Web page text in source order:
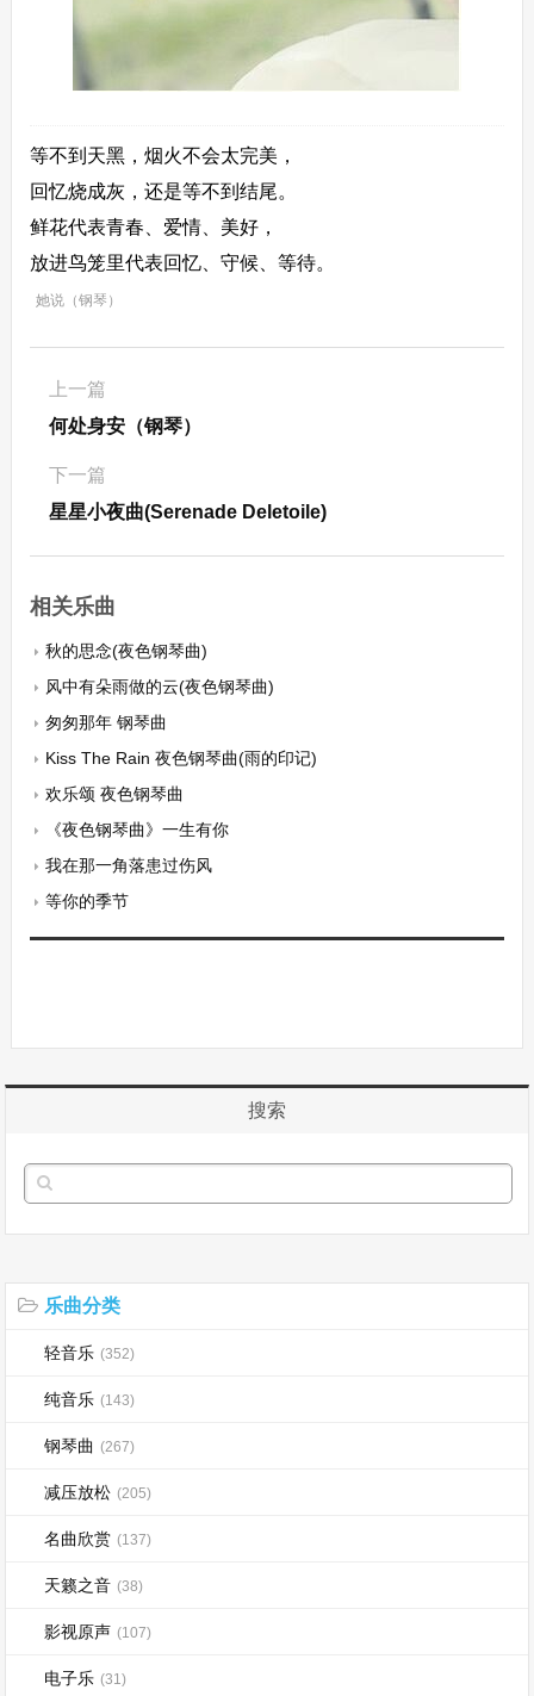
等不到天黑，烟火不会太完美，
回忆烧成灰，还是等不到结尾。
鲜花代表青春、爱情、美好，
放进鸟笼里代表回忆、守候、等待。
她说（钢琴）
上一篇
何处身安（钢琴）
下一篇
星星小夜曲(Serenade Deletoile)
相关乐曲
秋的思念(夜色钢琴曲)
风中有朵雨做的云(夜色钢琴曲)
匆匆那年 钢琴曲
Kiss The Rain 夜色钢琴曲(雨的印记)
欢乐颂 夜色钢琴曲
《夜色钢琴曲》一生有你
我在那一角落患过伤风
等你的季节
搜索
乐曲分类
轻音乐 (352)
纯音乐 (143)
钢琴曲 (267)
减压放松 (205)
名曲欣赏 (137)
天籁之音 (38)
影视原声 (107)
电子乐 (31)